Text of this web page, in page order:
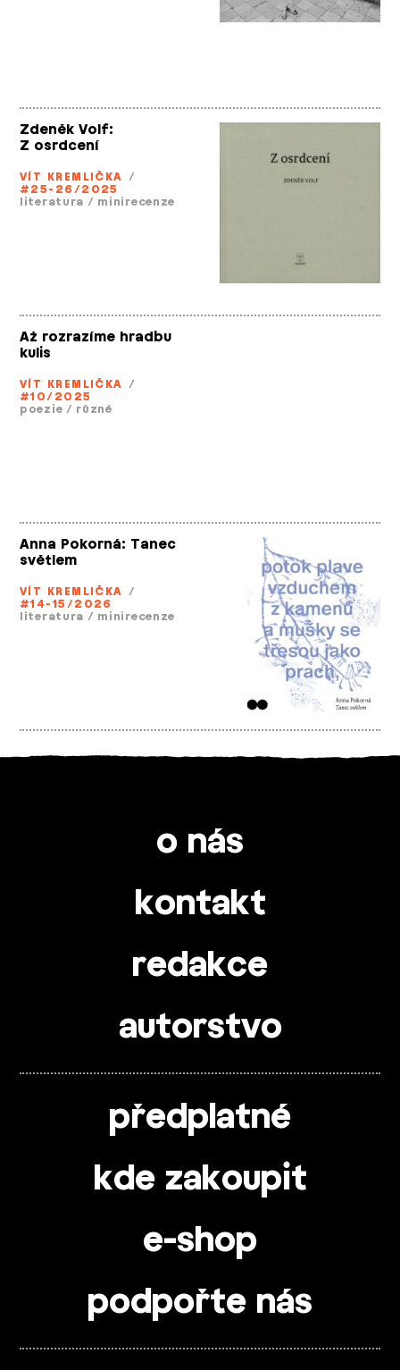
Zdeněk Volf:
Z osrdcení
VÍT KREMLIČKA /
#25-26/2025
literatura / minirecenze
Až rozrazíme hradbu
kulis
VÍT KREMLIČKA /
#10/2025
poezie / různé
Anna Pokorná: Tanec
světlem
VÍT KREMLIČKA /
#14-15/2026
literatura / minirecenze
o nás
kontakt
redakce
autorstvo
předplatné
kde zakoupit
e-shop
podpořte nás